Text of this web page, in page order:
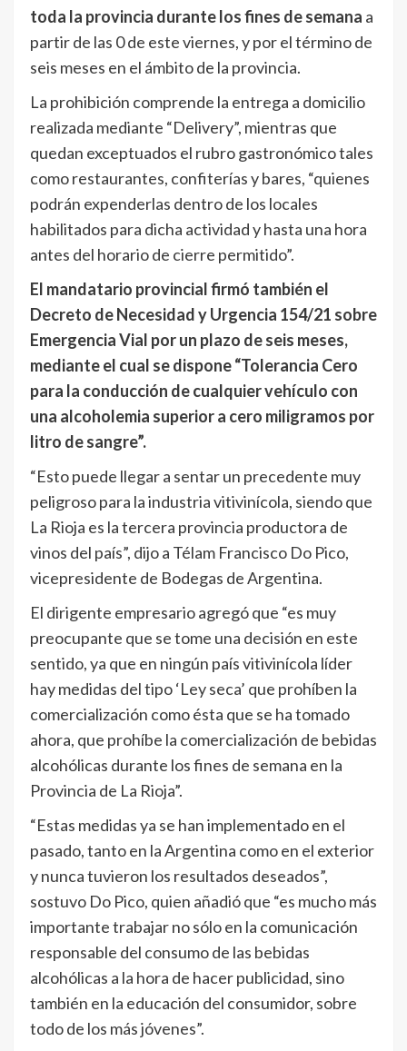
toda la provincia durante los fines de semana a
partir de las 0 de este viernes, y por el término de
seis meses en el ámbito de la provincia.
La prohibición comprende la entrega a domicilio
realizada mediante “Delivery”, mientras que
quedan exceptuados el rubro gastronómico tales
como restaurantes, confiterías y bares, “quienes
podrán expenderlas dentro de los locales
habilitados para dicha actividad y hasta una hora
antes del horario de cierre permitido”.
El mandatario provincial firmó también el
Decreto de Necesidad y Urgencia 154/21 sobre
Emergencia Vial por un plazo de seis meses,
mediante el cual se dispone “Tolerancia Cero
para la conducción de cualquier vehículo con
una alcoholemia superior a cero miligramos por
litro de sangre”.
“Esto puede llegar a sentar un precedente muy
peligroso para la industria vitivinícola, siendo que
La Rioja es la tercera provincia productora de
vinos del país”, dijo a Télam Francisco Do Pico,
vicepresidente de Bodegas de Argentina.
El dirigente empresario agregó que “es muy
preocupante que se tome una decisión en este
sentido, ya que en ningún país vitivinícola líder
hay medidas del tipo ‘Ley seca’ que prohíben la
comercialización como ésta que se ha tomado
ahora, que prohíbe la comercialización de bebidas
alcohólicas durante los fines de semana en la
Provincia de La Rioja”.
“Estas medidas ya se han implementado en el
pasado, tanto en la Argentina como en el exterior
y nunca tuvieron los resultados deseados”,
sostuvo Do Pico, quien añadió que “es mucho más
importante trabajar no sólo en la comunicación
responsable del consumo de las bebidas
alcohólicas a la hora de hacer publicidad, sino
también en la educación del consumidor, sobre
todo de los más jóvenes”.